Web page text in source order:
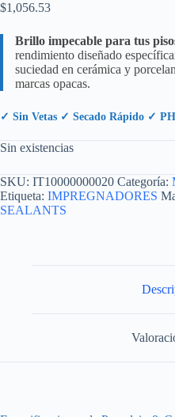
$1,056.53
Brillo impecable para tus
rendimiento diseñado
suciedad en cerámica y
marcas opacas.
✓ Sin Vetas ✓ Secado Rápido ✓
Sin existencias
SKU: IT10000000020 Categoría:
Etiqueta: IMPREGNADORES
SEALANTS